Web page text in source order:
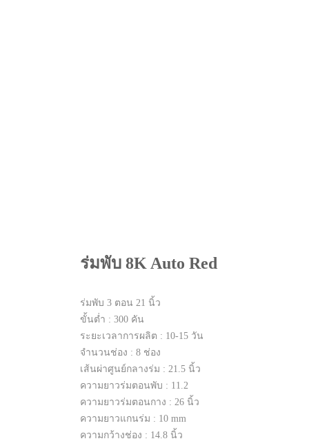
ร่มพับ 8K Auto Red
ร่มพับ 3 ตอน 21 นิ้ว
ขั้นต่ำ : 300 คัน
ระยะเวลาการผลิต : 10-15​ วัน​
จำนวนช่อง : 8 ช่อง
เส้นผ่าศูนย์กลางร่ม : 21.5 นิ้ว
ความยาวร่มตอนพับ : 11.2
ความยาวร่มตอนกาง :26 นิ้ว
ความยาวแกนร่ม : 10 mm
ความกว้างช่อง : 14.8 นิ้ว